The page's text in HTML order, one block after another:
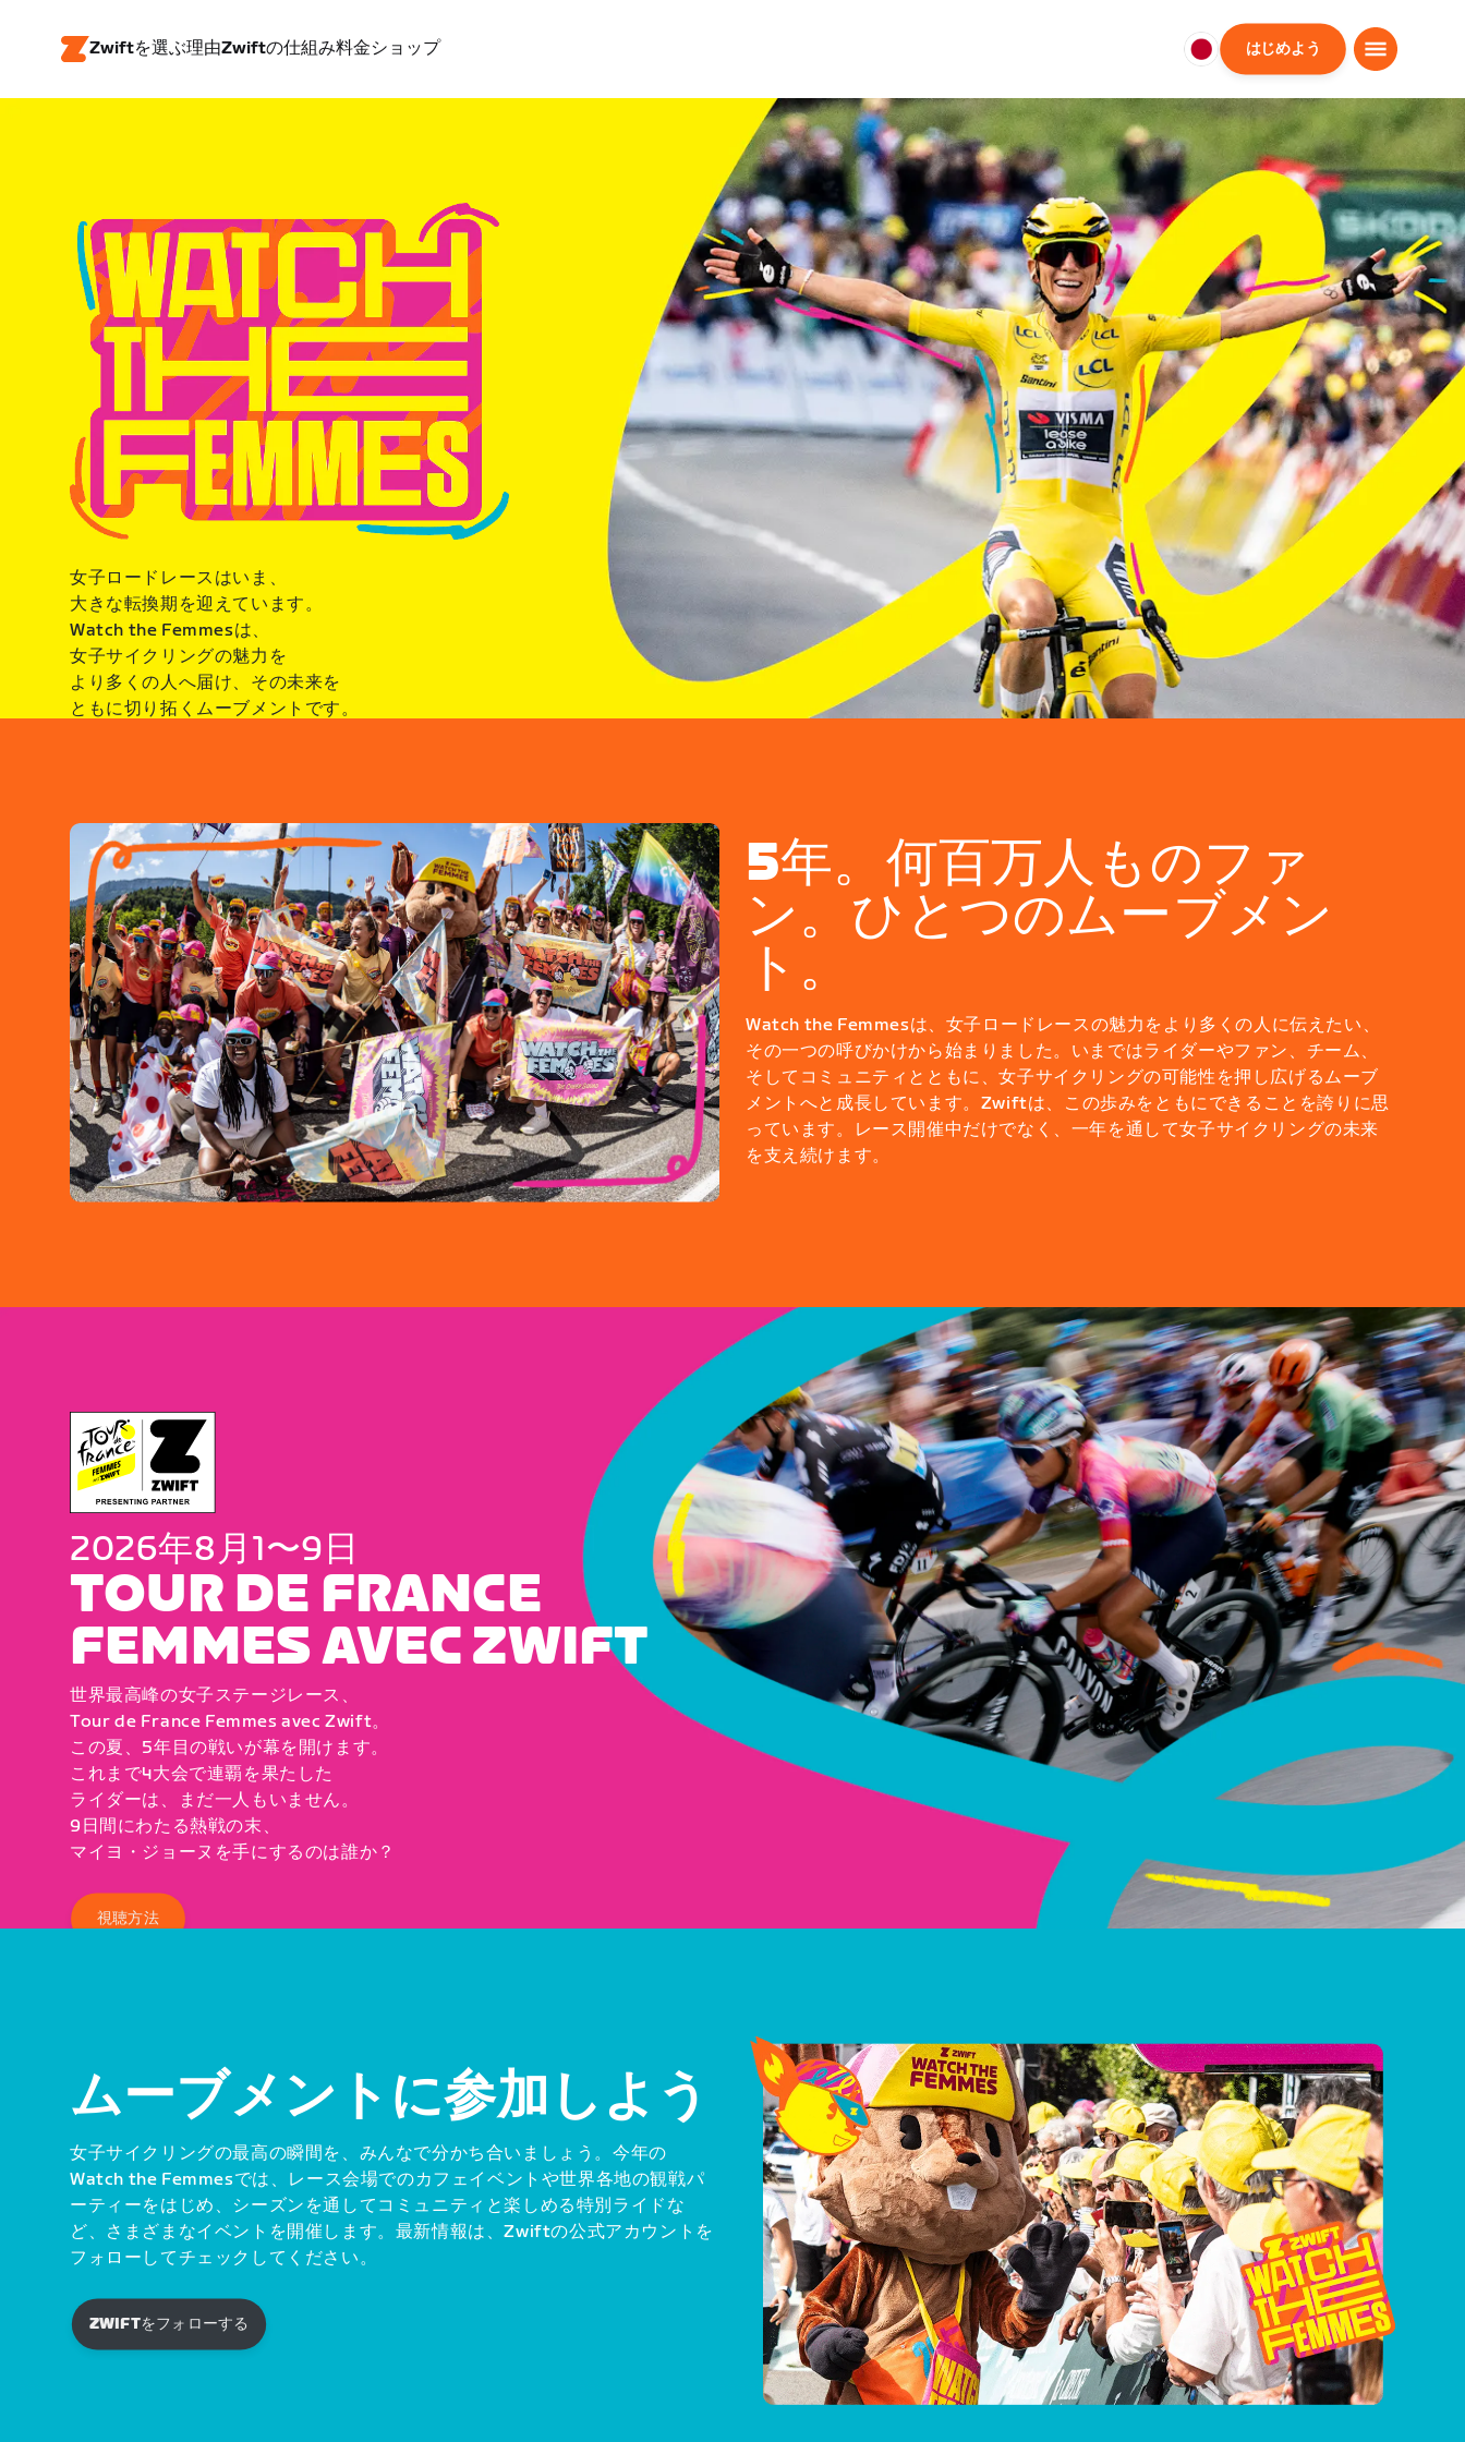
Zwiftを選ぶ理由Zwiftの仕組み料金ショップ
日
日
はじめよう
女子ロードレースはいま、
大きな転換期を迎えています。
Watch the Femmesは、
女子サイクリングの魅力を
より多くの人へ届け、その未来を
ともに切り拓くムーブメントです。
5年。何百万人ものファ
ン。ひとつのムーブメン
ト。
Watch the Femmesは、女子ロードレースの魅力をより多くの人に伝えたい、
その一つの呼びかけから始まりました。いまではライダーやファン、チーム、
そしてコミュニティとともに、女子サイクリングの可能性を押し広げるムーブ
メントへと成長しています。Zwiftは、この歩みをともにできることを誇りに思
っています。レース開催中だけでなく、一年を通して女子サイクリングの未来
を支え続けます。
2026年8月1〜9日
TOUR DE FRANCE
FEMMES AVEC ZWIFT
世界最高峰の女子ステージレース、
Tour de France Femmes avec Zwift。
この夏、5年目の戦いが幕を開けます。
これまで4大会で連覇を果たした
ライダーは、まだ一人もいません。
9日間にわたる熱戦の末、
マイヨ・ジョーヌを手にするのは誰か？
視聴方法
ムーブメントに参加しよう
女子サイクリングの最高の瞬間を、みんなで分かち合いましょう。今年の
Watch the Femmesでは、レース会場でのカフェイベントや世界各地の観戦パ
ーティーをはじめ、シーズンを通してコミュニティと楽しめる特別ライドな
ど、さまざまなイベントを開催します。最新情報は、Zwiftの公式アカウントを
フォローしてチェックしてください。
ZWIFTをフォローする